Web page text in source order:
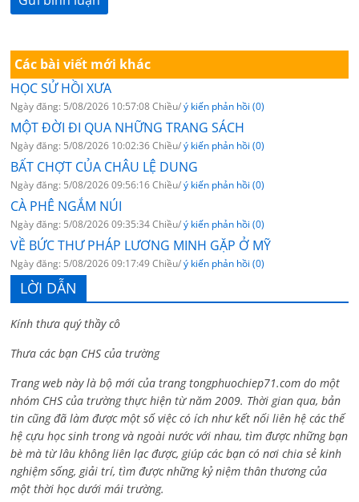
Các bài viết mới khác
HỌC SỬ HỒI XƯA
Ngày đăng: 5/08/2026 10:57:08 Chiều/ý kiến phản hồi (0)
MỘT ĐỜI ĐI QUA NHỮNG TRANG SÁCH
Ngày đăng: 5/08/2026 10:02:36 Chiều/ý kiến phản hồi (0)
BẤT CHỢT CỦA CHÂU LỆ DUNG
Ngày đăng: 5/08/2026 09:56:16 Chiều/ý kiến phản hồi (0)
CÀ PHÊ NGẮM NÚI
Ngày đăng: 5/08/2026 09:35:34 Chiều/ý kiến phản hồi (0)
VỀ BỨC THƯ PHÁP LƯƠNG MINH GẶP Ở MỸ
Ngày đăng: 5/08/2026 09:17:49 Chiều/ý kiến phản hồi (0)
LỜI DẪN
Kính thưa quý thầy cô
Thưa các bạn CHS của trường
Trang web này là bộ mới của trang tongphuochiep71.com do một
nhóm CHS của trường thực hiện từ năm 2009. Thời gian qua, bản
tin cũng đã làm được một số việc có ích như kết nối liên hệ các thế
hệ cựu học sinh trong và ngoài nước với nhau, tìm được những bạn
bè mà từ lâu không liên lạc được, giúp các bạn có nơi chia sẻ kinh
nghiệm sống, giải trí, tìm được những kỷ niệm thân thương của
một thời học dưới mái trường.